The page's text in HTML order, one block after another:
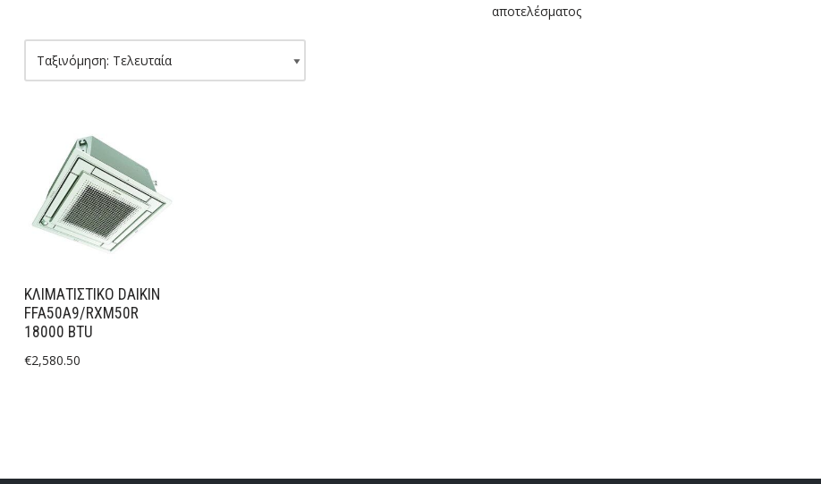
αποτελέσματος
ΚΛΙΜΑΤΙΣΤΙΚΟ DAIKIN
FFA50A9/RXM50R
18000 BTU
€2,580.50